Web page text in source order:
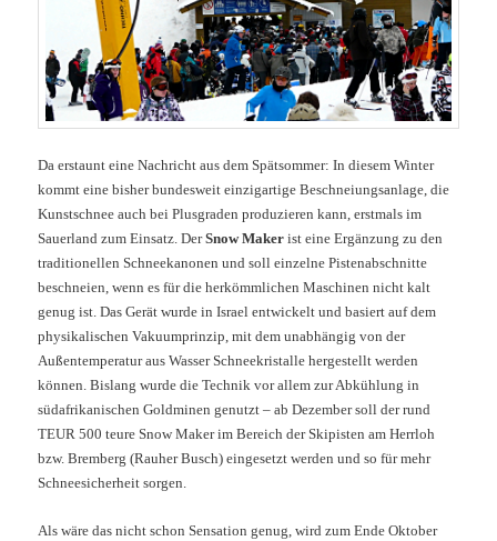
Da erstaunt eine Nachricht aus dem Spätsommer: In diesem Winter
kommt eine bisher bundesweit einzigartige Beschneiungsanlage, die
Kunstschnee auch bei Plusgraden produzieren kann, erstmals im
Sauerland zum Einsatz. DerSnow Maker ist eine Ergänzung zu den
traditionellen Schneekanonen und soll einzelne Pistenabschnitte
beschneien, wenn es für die herkömmlichen Maschinen nicht kalt
genug ist. Das Gerät wurde in Israel entwickelt und basiert auf dem
physikalischen Vakuumprinzip, mit dem unabhängig von der
Außentemperatur aus Wasser Schneekristalle hergestellt werden
können. Bislang wurde die Technik vor allem zur Abkühlung in
südafrikanischen Goldminen genutzt – ab Dezember soll der rund
TEUR 500 teure Snow Maker im Bereich der Skipisten am Herrloh
bzw. Bremberg (Rauher Busch) eingesetzt werden und so für mehr
Schneesicherheit sorgen.
Als wäre das nicht schon Sensation genug, wird zum Ende Oktober